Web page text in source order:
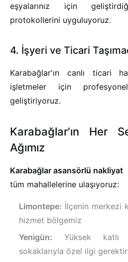
eşyalarınız için
protokollerini uyguluyoruz.
4. İşyeri ve Ticari
Karabağlar'ın canlı ticari
işletmeler için
geliştiriyoruz.
Karabağlar'ın Her
Ağımız
Karabağlar asansörlü nakliyat
tüm mahallelerine ulaşıyoruz:
Limontepe: İlçenin merkezi
hizmet bölgemiz
Yenigün: Yüksek katlı
sokaklarıyla özel ilgi